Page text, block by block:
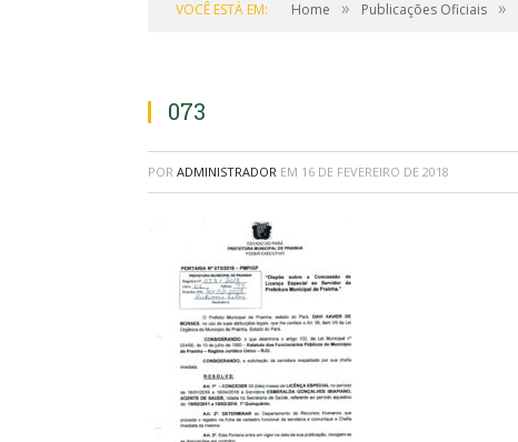
VOCÊ ESTÁ EM: Home » Publicações Oficiais »
073
POR ADMINISTRADOR EM 16 DE FEVEREIRO DE 2018